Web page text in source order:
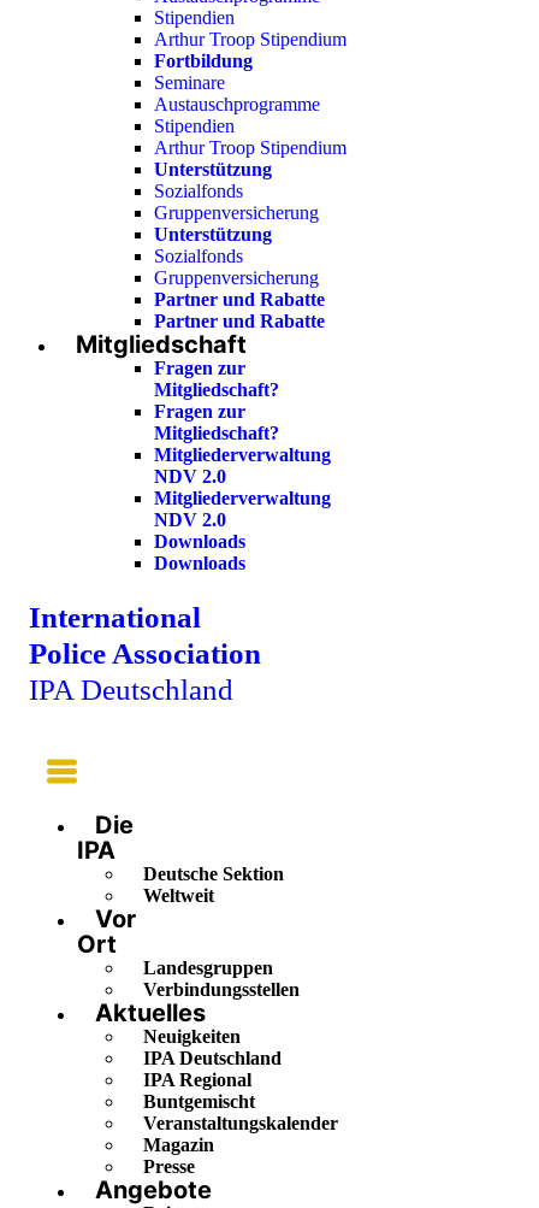
Stipendien
Arthur Troop Stipendium
Fortbildung
Seminare
Austauschprogramme
Stipendien
Arthur Troop Stipendium
Unterstützung
Sozialfonds
Gruppenversicherung
Unterstützung
Sozialfonds
Gruppenversicherung
Partner und Rabatte
Partner und Rabatte
Mitgliedschaft
Fragen zur
Mitgliedschaft?
Fragen zur
Mitgliedschaft?
Mitgliederverwaltung
NDV 2.0
Mitgliederverwaltung
NDV 2.0
Downloads
Downloads
International
Police Association
IPA Deutschland
Main
Menu
Die
IPA
Deutsche Sektion
Weltweit
Vor
Ort
Landesgruppen
Verbindungsstellen
Aktuelles
Neuigkeiten
IPA Deutschland
IPA Regional
Buntgemischt
Veranstaltungskalender
Magazin
Presse
Angebote